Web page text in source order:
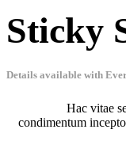
Sticky
Details available with
Hac vitae
condimentum